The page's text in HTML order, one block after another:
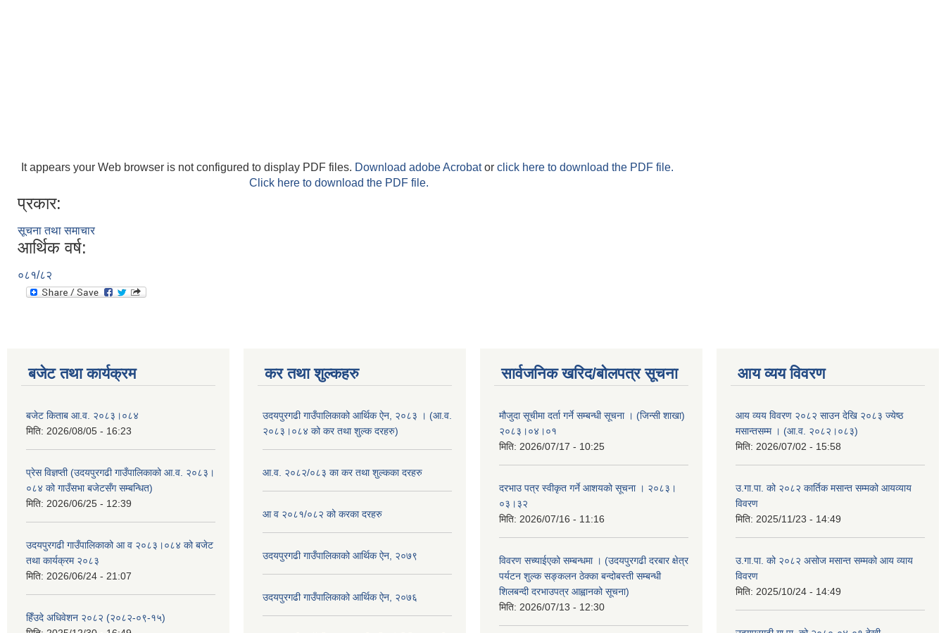
It appears your Web browser is not configured to display PDF files. Download adobe Acrobator click here to download the PDF file.
Click here to download the PDF file.
प्रकार:
सूचना तथा समाचार
आर्थिक वर्ष:
०८१/८२
बजेट तथा कार्यक्रम
बजेट किताब आ.व. २०८३।०८४
मिति: 2026/08/05 - 16:23
प्रेस विज्ञप्ती (उदयपुरगढी गाउँपालिकाको आ.व. २०८३।
०८४ को गाउँसभा बजेटसँग सम्बन्धित)
मिति: 2026/06/25 - 12:39
उदयपुरगढी गाउँपालिकाको आ व २०८३।०८४ को बजेट
तथा कार्यक्रम २०८३
मिति: 2026/06/24 - 21:07
हिँउदे अधिवेशन २०८२ (२०८२-०९-१५)
कर तथा शुल्कहरु
उदयपुरगढी गाउँपालिकाको आर्थिक ऐन, २०८३ । (आ.व.
२०८३।०८४ को कर तथा शुल्क दरहरु)
आ.व. २०८२/०८३ का कर तथा शुल्कका दरहरु
आ व २०८१/०८२ को करका दरहरु
उदयपुरगढी गाउँपालिकाको आर्थिक ऐन, २०७९
उदयपुरगढी गाउँपालिकाको आर्थिक ऐन, २०७६
सार्वजनिक खरिद/बोलपत्र सूचना
मौजुदा सूचीमा दर्ता गर्ने सम्बन्धी सूचना । (जिन्सी शाखा)
२०८३।०४।०१
मिति: 2026/07/17 - 10:25
दरभाउ पत्र स्वीकृत गर्ने आशयको सूचना । २०८३।
०३।३२
मिति: 2026/07/16 - 11:16
विवरण सच्याईएको सम्बन्धमा । (उदयपुरगढी दरबार क्षेत्र
पर्यटन शुल्क सङ्कलन ठेक्का बन्दोबस्ती सम्बन्धी
शिलबन्दी दरभाउपत्र आह्वानको सूचना)
मिति: 2026/07/13 - 12:30
आय व्यय विवरण
आय व्यय विवरण २०८२ साउन देखि २०८३ ज्येष्ठ
मसान्तसम्म । (आ.व. २०८२।०८३)
मिति: 2026/07/02 - 15:58
उ.गा.पा. को २०८२ कार्तिक मसान्त सम्मको आयव्याय
विवरण
मिति: 2025/11/23 - 14:49
उ.गा.पा. को २०८२ असोज मसान्त सम्मको आय व्याय
विवरण
मिति: 2025/10/24 - 14:49